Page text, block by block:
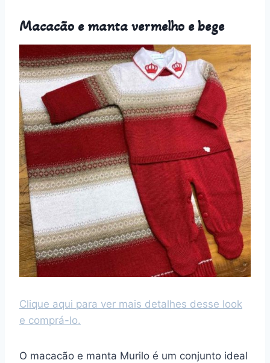
Macacão e manta vermelho e bege
Clique aqui para ver mais detalhes desse look
e comprá-lo.
O macacão e manta Murilo é um conjunto ideal